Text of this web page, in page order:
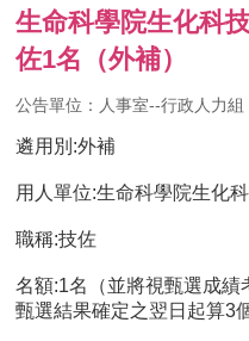
求
職
徵
組
織
職
掌
人
事
法
生命科學院生化科
佐1名（外補）
公告單位：人事室--行政人力組
遴用別:外補
用人單位:生命科學院生化
職稱:技佐
名額:1名（並將視甄選成績
甄選結果確定之翌日起算3